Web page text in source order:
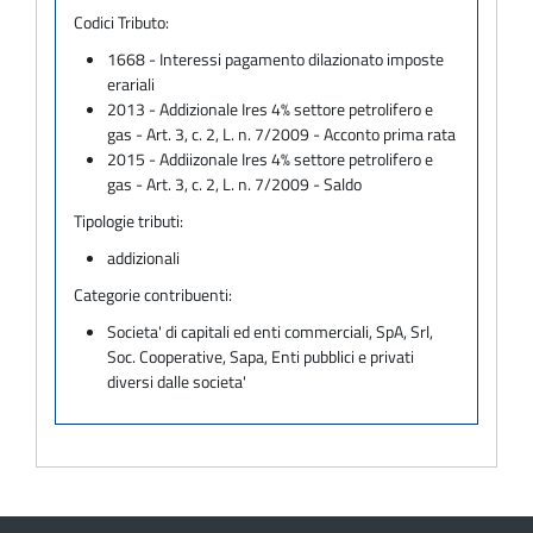
Codici Tributo:
1668 - Interessi pagamento dilazionato imposte
erariali
2013 - Addizionale Ires 4% settore petrolifero e
gas - Art. 3, c. 2, L. n. 7/2009 - Acconto prima rata
2015 - Addiizonale Ires 4% settore petrolifero e
gas - Art. 3, c. 2, L. n. 7/2009 - Saldo
Tipologie tributi:
addizionali
Categorie contribuenti:
Societa' di capitali ed enti commerciali, SpA, Srl,
Soc. Cooperative, Sapa, Enti pubblici e privati
diversi dalle societa'